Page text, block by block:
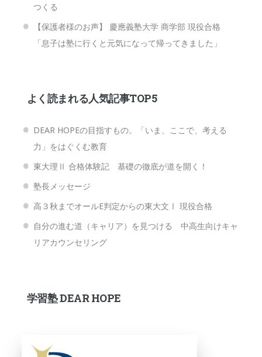
つくる
【保護者様のお声】 慶應義塾大学 商学部 現役合格
「息子は塾に行くと元気になって帰ってきました」
よく読まれる人気記事TOP5
DEAR HOPEの目指すもの。「いま、ここで、考える
力」をはぐくむ教育
東大理Ⅱ 合格体験記 基礎の徹底が道を開く！
塾長メッセージ
高３秋までオールE判定からの東大文Ⅰ 現役合格
自分の進む道（キャリア）を見つける 中高生向けキャ
リアカウンセリング
学習塾 DEAR HOPE